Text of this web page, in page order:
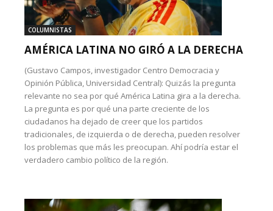
COLUMNISTAS
AMÉRICA LATINA NO GIRÓ A LA DERECHA
(Gustavo Campos, investigador Centro Democracia y
Opinión Pública, Universidad Central): Quizás la pregunta
relevante no sea por qué América Latina gira a la derecha.
La pregunta es por qué una parte creciente de los
ciudadanos ha dejado de creer que los partidos
tradicionales, de izquierda o de derecha, pueden resolver
los problemas que más les preocupan. Ahí podría estar el
verdadero cambio político de la región.